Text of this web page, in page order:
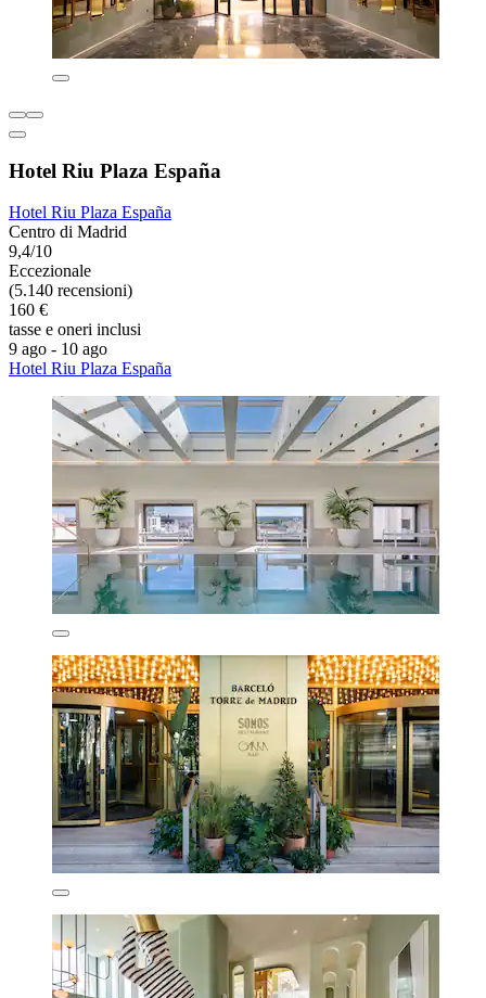
Hotel Riu Plaza España
Hotel Riu Plaza España
Centro di Madrid
9,4/10
Eccezionale
(5.140 recensioni)
160 €
tasse e oneri inclusi
9 ago - 10 ago
Hotel Riu Plaza España